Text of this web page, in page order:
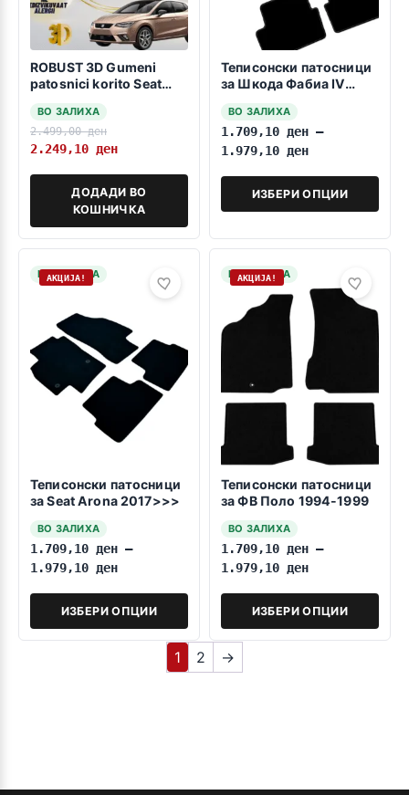
ROBUST 3D Gumeni
patosnici korito Seat
ВО ЗАЛИХА
2.499,00ден
2.249,10 ден
ДОДАДИ ВО
КОШНИЧКА
Теписонски патосници
за Шкода Фабиа IV
ВО ЗАЛИХА
1.709,10 ден –
1.979,10 ден
ИЗБЕРИ ОПЦИИ
НА ЗАЛИХА
АКЦИЈА!
Теписонски патосници
за Seat Arona 2017>>>
ВО ЗАЛИХА
1.709,10 ден –
1.979,10 ден
ИЗБЕРИ ОПЦИИ
НА ЗАЛИХА
АКЦИЈА!
Теписонски патосници
за ФВ Поло 1994-1999
ВО ЗАЛИХА
1.709,10 ден –
1.979,10 ден
ИЗБЕРИ ОПЦИИ
1 2 →